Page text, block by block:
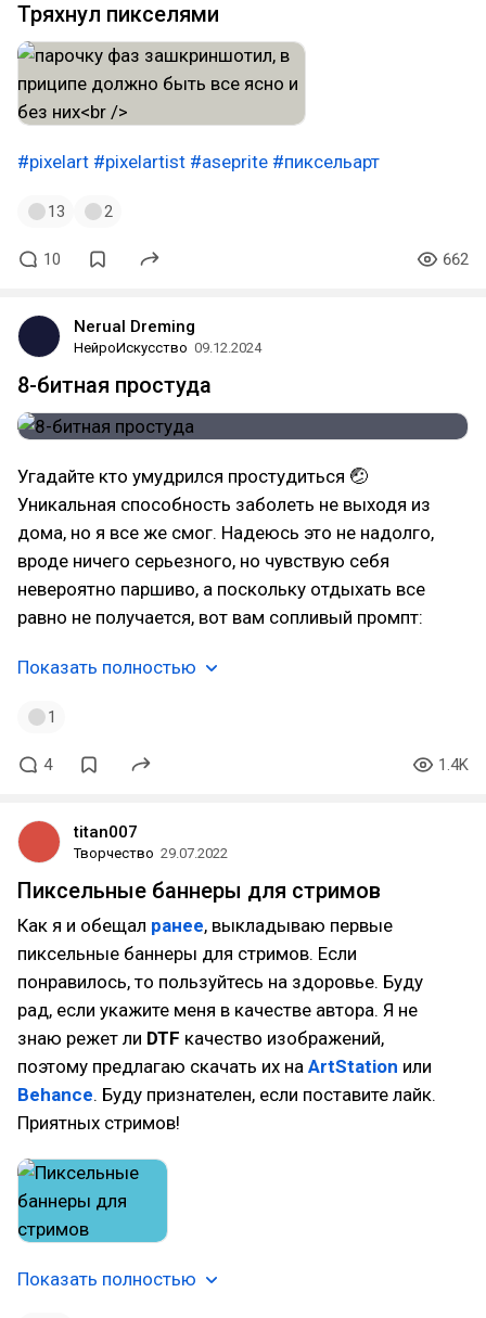
Тряхнул пикселями
#pixelart #pixelartist #aseprite #пиксельарт
13 2
10 662
Nerual Dreming
НейроИскусство 09.12.2024
8-битная простуда
Угадайте кто умудрился простудиться 🤕
Уникальная способность заболеть не выходя из
дома, но я все же смог. Надеюсь это не надолго,
вроде ничего серьезного, но чувствую себя
невероятно паршиво, а поскольку отдыхать все
равно не получается, вот вам сопливый промпт:
Показать полностью
1
4 1.4K
titan007
Творчество 29.07.2022
Пиксельные баннеры для стримов
Как я и обещал ранее, выкладываю первые
пиксельные баннеры для стримов. Если
понравилось, то пользуйтесь на здоровье. Буду
рад, если укажите меня в качестве автора. Я не
знаю режет ли DTF качество изображений,
поэтому предлагаю скачать их на ArtStation или
Behance. Буду признателен, если поставите лайк.
Приятных стримов!
Показать полностью